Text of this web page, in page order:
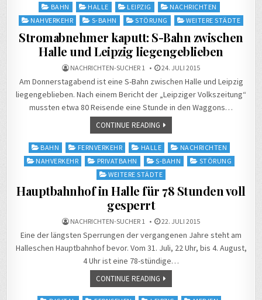
Posted
in
BAHN HALLE LEIPZIG
NACHRICHTEN
NAHVERKEHR
S-BAHN STÖRUNG WEITERE STÄDTE
Stromabnehmer kaputt: S-Bahn zwischen
Halle und Leipzig liegengeblieben
NACHRICHTEN-SUCHER 1 24. JULI 2015
Am Donnerstagabend ist eine S-Bahn zwischen Halle und Leipzig
liegengeblieben. Nach einem Bericht der „Leipziger Volkszeitung“
mussten etwa 80 Reisende eine Stunde in den Waggons…
CONTINUE READING
Posted
in
BAHN FERNVERKEHR HALLE
NACHRICHTEN
NAHVERKEHR
PRIVATBAHN S-BAHN
STÖRUNG
WEITERE STÄDTE
Hauptbahnhof in Halle für 78 Stunden voll
gesperrt
NACHRICHTEN-SUCHER 1 22. JULI 2015
Eine der längsten Sperrungen der vergangenen Jahre steht am
Halleschen Hauptbahnhof bevor. Vom 31. Juli, 22 Uhr, bis 4. August,
4 Uhr ist eine 78-stündige…
CONTINUE READING